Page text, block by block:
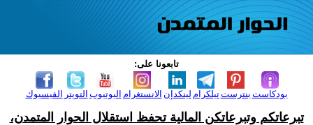
تابعونا على:
الفيسبوك التويتر اليوتيوب الانستغرام لينكدإن تيلكرامبنترست بودكاست
تبرعاتكم وتبرعاتكن المالية تحفظ استقلال الحوار المتمدن،